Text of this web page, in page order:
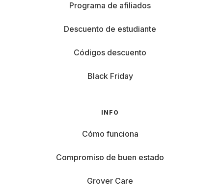
Programa de afiliados
Descuento de estudiante
Códigos descuento
Black Friday
INFO
Cómo funciona
Compromiso de buen estado
Grover Care